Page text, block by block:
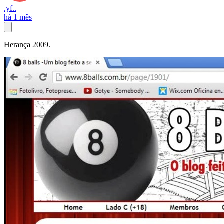
.yf..
há 1 mês
Herança 2009.